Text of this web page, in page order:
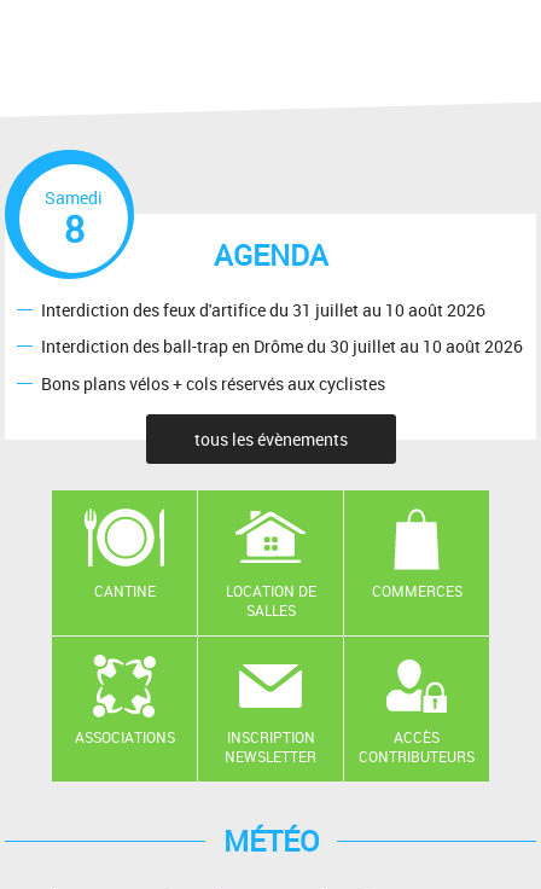
AGENDA
Samedi
8
Interdiction des feux d'artifice du 31 juillet au 10 août 2026
Interdiction des ball-trap en Drôme du 30 juillet au 10 août 2026
Bons plans vélos + cols réservés aux cyclistes
tous les évènements
CANTINE
LOCATION DE
SALLES
COMMERCES
ASSOCIATIONS
INSCRIPTION
NEWSLETTER
ACCÈS
CONTRIBUTEURS
MÉTÉO